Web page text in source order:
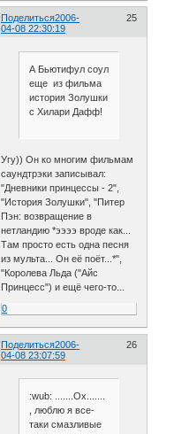
Поделиться 25
2006-
04-08 22:30:19
А Бьютифул соул
еще из фильма
история Золушки
с Хилари Дафф!
Угу)) Он ко многим фильмам
саундтрэки записывал:
"Дневники принцессы - 2",
"История Золушки", "Питер
Пэн: возвращение в
нетландию *ээээ вроде как...
Там просто есть одна песня
из мульта... Он её поёт...*",
"Королева Льда ("Айс
Принцесс") и ещё чего-то...
0
Поделиться 26
2006-
04-08 23:07:59
:wub: .......Ох.......
, люблю я все-
таки смазливые